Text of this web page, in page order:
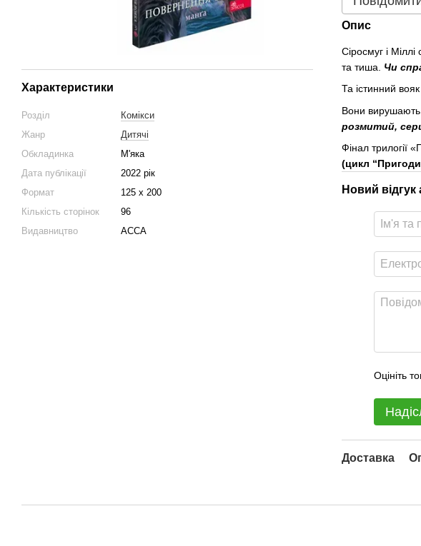
Характеристики
Розділ
Комікси
Жанр
Дитячі
Обкладинка
М'яка
Дата публікації
2022 рік
Формат
125 х 200
Кількість сторінок
96
Видавництво
АССА
Опис
Сіросмуг і
та тиша. Чи
Та істинний вояк
Вони вирушають
розмитий,
Фінал трилогії
(цикл
Новий
Оцініть
Доставка